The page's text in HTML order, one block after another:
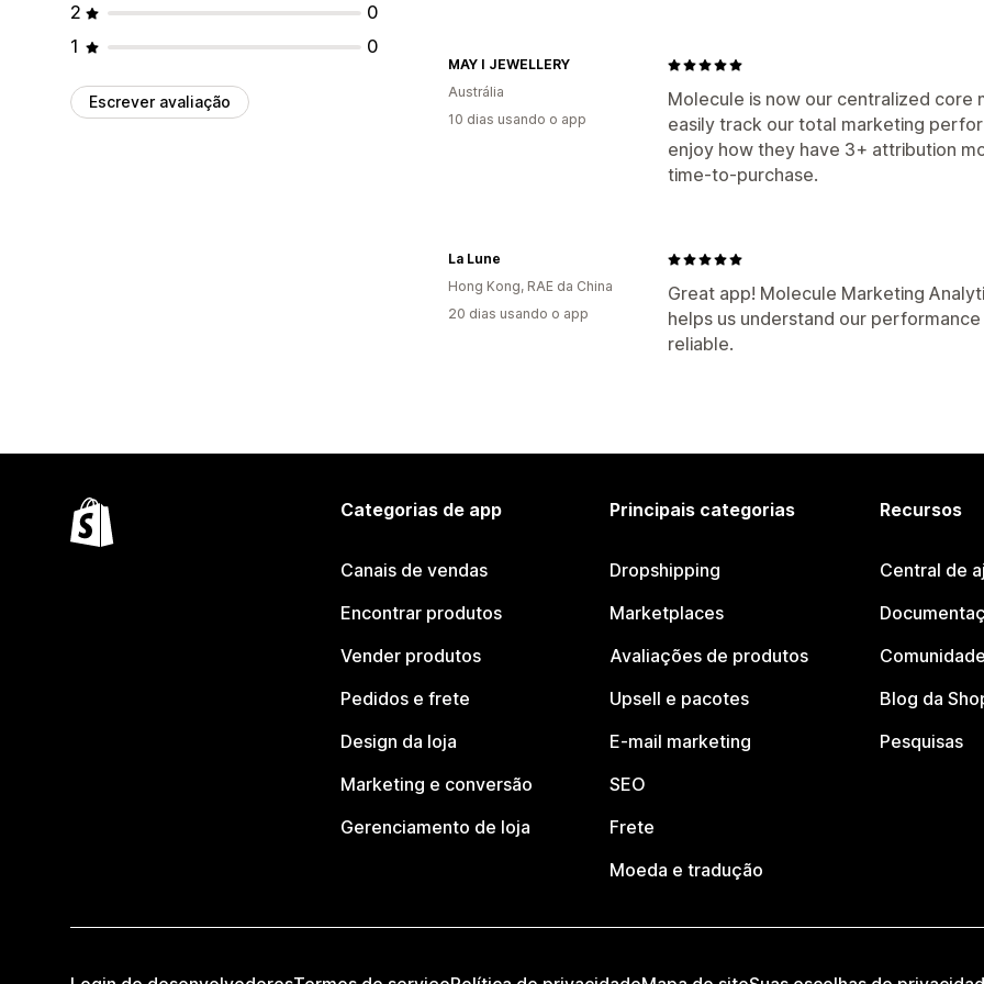
2
0
1
0
Escrever avaliação
Molecule is now our centralized core
easily track our total marketing
enjoy how they have 3+ attribution
time-to-purchase.
MAY I JEWELLERY
Austrália
10 dias usando o app
Great app! Molecule Marketing
helps us understand our
reliable.
La Lune
Hong Kong, RAE da China
20 dias usando o app
Categorias de app
Canais de vendas
Encontrar produtos
Vender produtos
Pedidos e frete
Design da loja
Marketing e conversão
Gerenciamento de loja
Principais categorias
Dropshipping
Marketplaces
Avaliações de produtos
Upsell e pacotes
E-mail marketing
SEO
Frete
Moeda e tradução
Recursos
Central de
Blog da
Pesquisas